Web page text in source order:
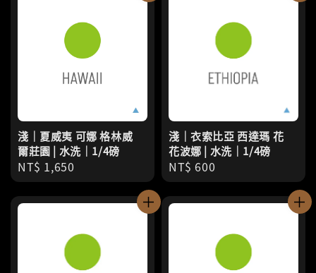
淺｜夏威夷 可娜 格林威
爾莊園 | 水洗｜1/4磅
Regular
price
NT$ 1,650
淺｜衣索比亞 西達瑪 花
花波娜 | 水洗｜1/4磅
Regular
price
NT$ 600